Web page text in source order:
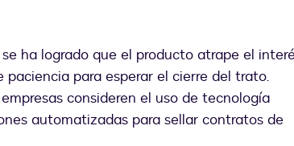
ha logrado que el producto atrape el
para esperar el cierre del trato.
consideren el uso de tecnología
automatizadas para sellar contratos de